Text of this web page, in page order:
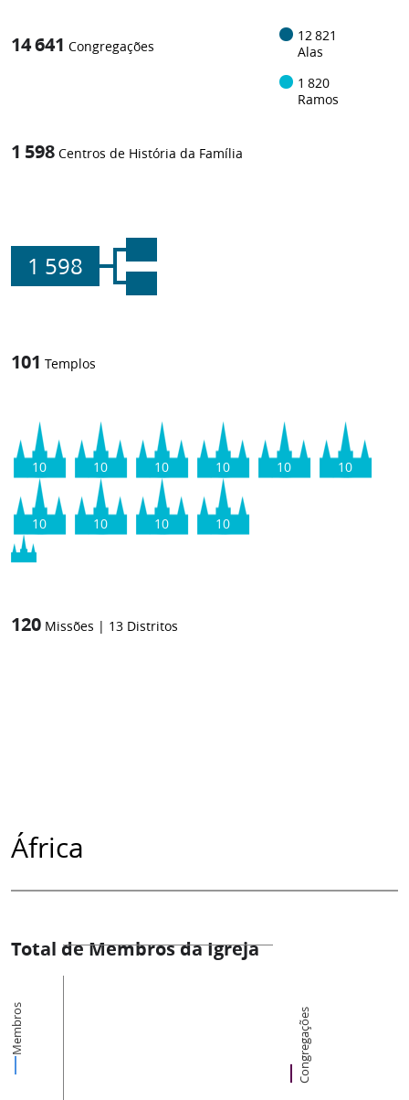
14 641 Congregações
12 821
Alas
1 820
Ramos
1 598 Centros de História da Família
1 598
101 Templos
10 10 10 10 10 10
10 10 10 10
120 Missões | 13 Distritos
África
Total de Membros da Igreja
Membros Congregações